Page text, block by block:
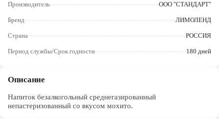
Производитель ООО "СТАНДАРТ"
Бренд ЛИМОЛЕНД
Страна РОССИЯ
Период службы/Срок годности 180 дней
Описание
Напиток безалкогольный среднегазированный
непастеризованный со вкусом мохито.